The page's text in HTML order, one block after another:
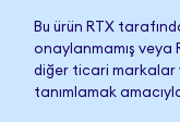
Bu ürün RTX
onaylanmamış veya
diğer ticari markalar
tanımlamak